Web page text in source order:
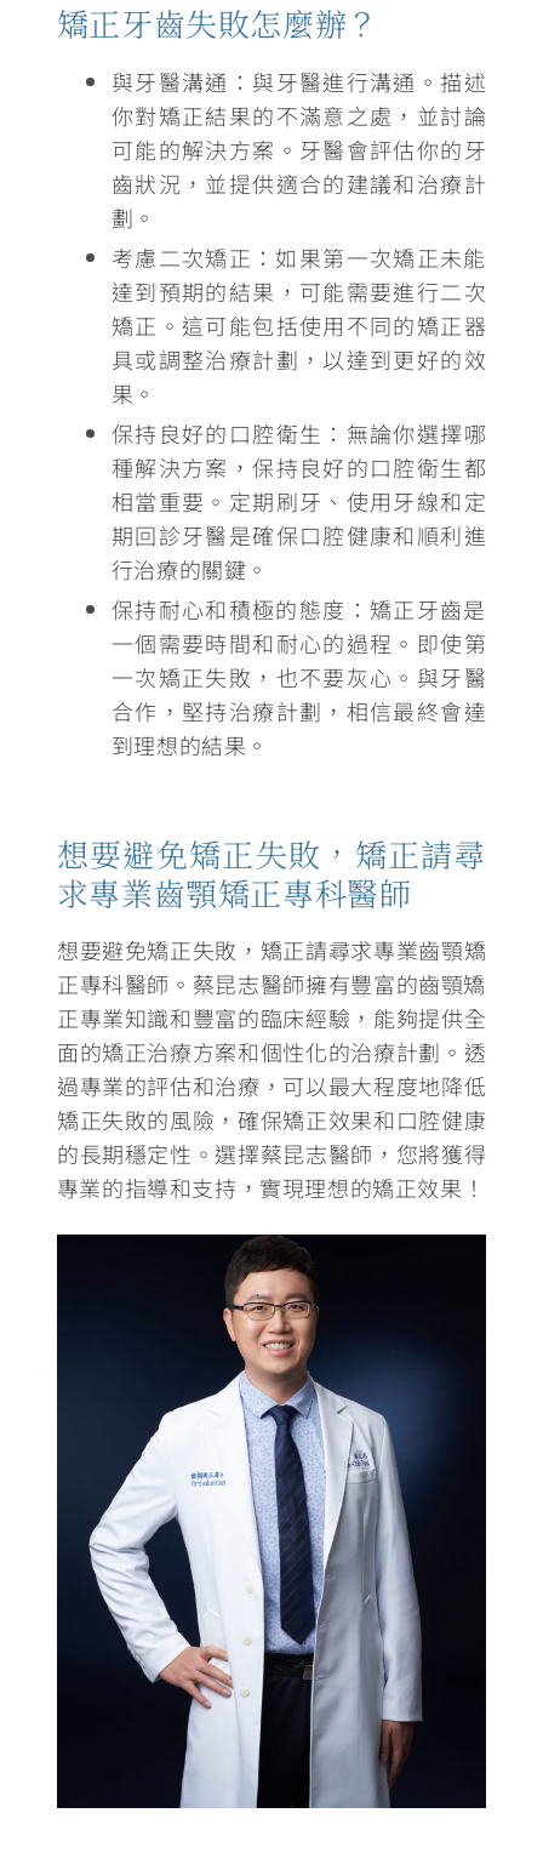
矯正牙齒失敗怎麼辦？
與牙醫溝通 ：與牙醫進行溝通。描述
你對矯正結果的不滿意之處，並討論
可能的解決方案。牙醫會評估你的牙
齒狀況，並提供適合的建議和治療計
劃。
考慮二次矯正 ：如果第一次矯正未能
達到預期的結果，可能需要進行二次
矯正。這可能包括使用不同的矯正器
具或調整治療計劃，以達到更好的效
果。
保持良好的口腔衛生 ：無論你選擇哪
種解決方案，保持良好的口腔衛生都
相當重要。定期刷牙、使用牙線和定
期回診牙醫是確保口腔健康和順利進
行治療的關鍵。
保持耐心和積極的態度 ：矯正牙齒是
一個需要時間和耐心的過程。即使第
一次矯正失敗，也不要灰心。與牙醫
合作，堅持治療計劃，相信最終會達
到理想的結果。
想要避免矯正失敗，矯正請尋
求專業齒顎矯正專科醫師
想要避免矯正失敗，矯正請尋求專業齒顎矯
正專科醫師。 蔡昆志醫師擁有豐富的齒顎矯
正專業知識和豐富的臨床經驗，能夠提供全
面的矯正治療方案和個性化的治療計劃 。透
過專業的評估和治療，可以最大程度地降低
矯正失敗的風險，確保矯正效果和口腔健康
的長期穩定性。選擇蔡昆志醫師，您將獲得
專業的指導和支持，實現理想的矯正效果！